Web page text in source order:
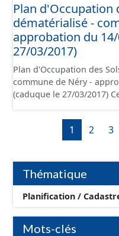
administratives, le
règlement (à l'exception
annexes, les orientations
géographiques. Malgré l'attention portée à la création
de ces données, il est
papier font foi et sont
juridique.
Plan d'Occupation
dématérialisé -
approbation du
27/03/2017)
Plan d'Occupation des
commune de Néry -
(caduque le 27/03/2017) Ce lot informe du droit à bâtir
numérisé conformément
du CNIG et contient les
de présentation, le
d'aménagement et les
l'attention portée à la
rappelé que seuls les
1 2 3
Thématique
Planification /
Mots-clés